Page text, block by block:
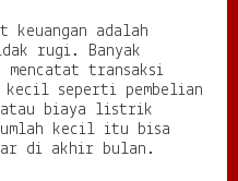
keuangan adalah
rugi. Banyak
mencatat transaksi
kecil seperti pembelian
atau biaya listrik
kecil itu bisa
di akhir bulan.